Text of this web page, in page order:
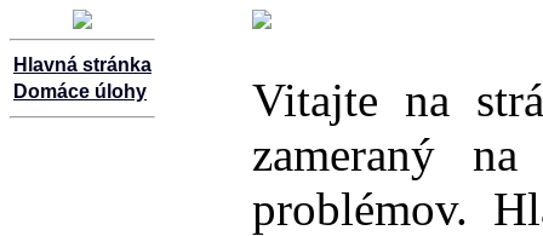
Hlavná stránka
Domáce úlohy
Vitajte na
zameraný
problémov.